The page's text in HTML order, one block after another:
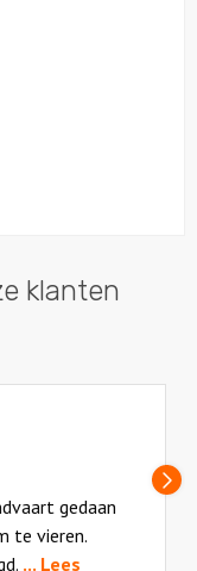
klanten
gedaan
te vieren.
... Lees